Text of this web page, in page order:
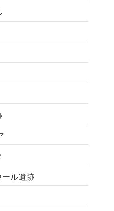
ル遺跡